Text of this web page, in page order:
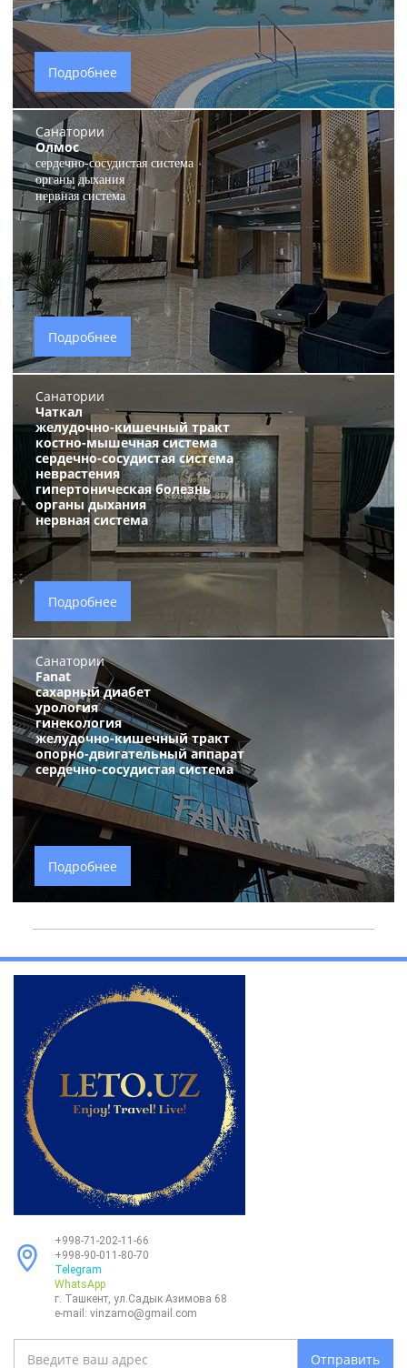
Подробнее
Санатории
Олмос
сердечно-сосудистая система
органы дыхания
нервная система
Подробнее
Санатории
Чаткал
желудочно-кишечный тракт
костно-мышечная система
сердечно-сосудистая система
неврастения
гипертоническая болезнь
органы дыхания
нервная система
Подробнее
Санатории
Fanat
сахарный диабет
урология
гинекология
желудочно-кишечный тракт
опорно-двигательный аппарат
сердечно-сосудистая система
Подробнее
+998-71-202-11-66
+998-90-011-80-70
Telegram
WhatsApp
г. Ташкент, ул.Садык Азимова 68
e-mail: vinzamo@gmail.com
Отправить